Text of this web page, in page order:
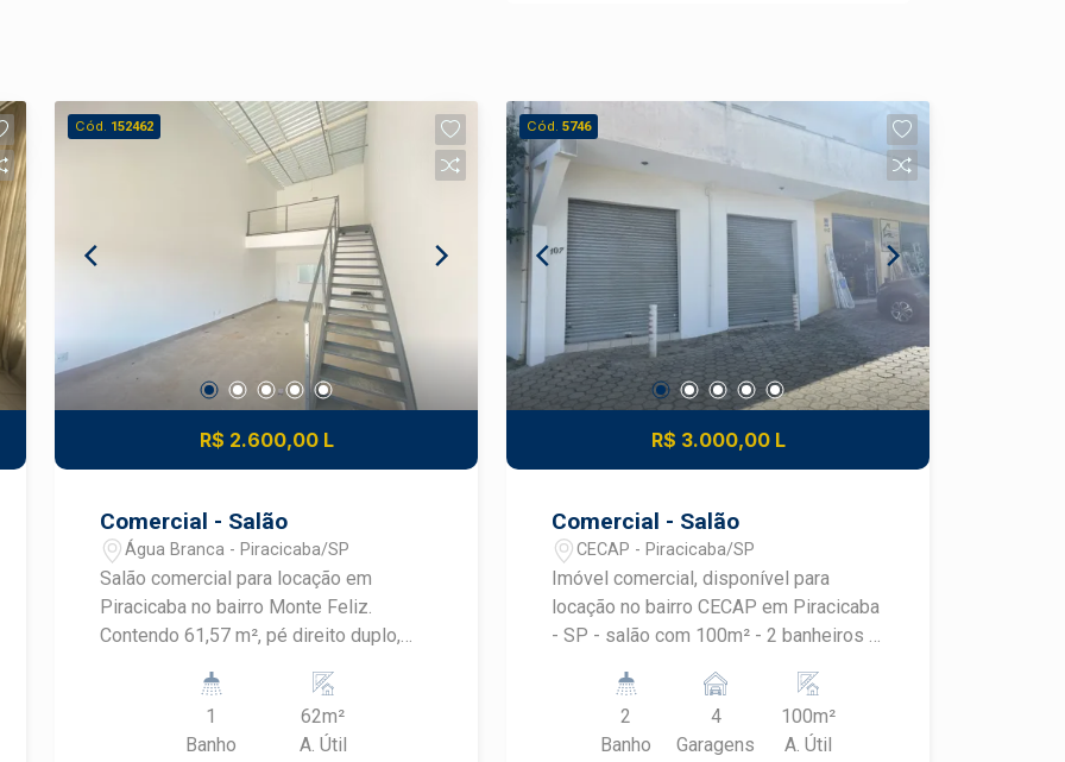
Cód. 152462
R$ 2.600,00 L
Comercial - Salão
Água Branca - Piracicaba/SP
Salão comercial para locação em
Piracicaba no bairro Monte Feliz.
Contendo 61,57 m², pé direito duplo,
automatizada, mezanino de
aproximadamente 12 m², excelente
acabamento.OPORTUNIDADE
1
Banho
62m²
A. Útil
Cód. 5746
R$ 3.000,00 L
Comercial - Salão
CECAP - Piracicaba/SP
Imóvel comercial, disponível para
locação no bairro CECAP em Piracicaba
- SP - salão com 100m² - 2 banheiros -
sua visita!
2
Banho
4
Garagens
100m²
A. Útil